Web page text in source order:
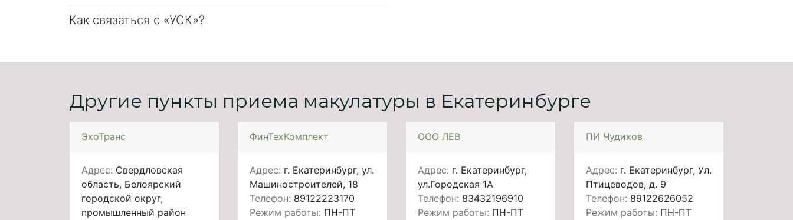
Как связаться с «УСК»?
Другие пункты приема макулатуры в Екатеринбурге
ЭкоТранс
Адрес: Свердловская
область, Белоярский
городской округ,
промышленный район
ФинТехКомплект
Адрес: г. Екатеринбург, ул.
Машиностроителей, 18
Телефон: 89122223170
Режим работы: ПН-ПТ
ООО ЛЕВ
Адрес: г. Екатеринбург,
ул.Городская 1А
Телефон: 83432196910
Режим работы: ПН-ПТ
ПИ Чудиков
Адрес: г. Екатеринбург, Ул.
Птицеводов, д. 9
Телефон: 89122626052
Режим работы: ПН-ПТ